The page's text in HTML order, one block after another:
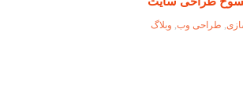
طراحی وب وبلاگ